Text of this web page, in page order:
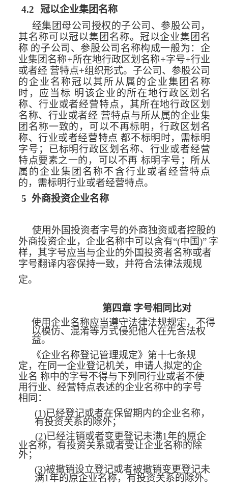
4.2
冠以企业集团名称
经集团母公司授权的子公司、参股公司，
其名称可以冠以集团名称。冠以企业集团名
称 的子公司、参股公司名称构成一般为：企
业集团名称+所在地行政区划名称+字号+行业
或者经 营特点+组织形式。子公司、参股公司
的企业名称冠以其所从属的企业集团名称
时，应当标 明该企业的所在地行政区划名
称、行业或者经营特点，其所在地行政区划
名称、行业或者经 营特点与所从属的企业集
团名称一致的，可以不再标明，行政区划名
称、行业或者经营特点 都不标明时，需标明
字号；已标明行政区划名称、行业或者经营
特点要素之一的，可以不再 标明字号；所从
属的企业集团名称不含行业或者经营特点
的，需标明行业或者经营特点。
5 外商投资企业名称
使用外国投资者字号的外商独资或者控股的
外商投资企业，企业名称中可以含有“(中国)” 字
样，其字号应当与企业的外国投资者名称或者
字号翻译内容保持一致，并符合法律法规规
定。
第四章 字号相同比对
使用企业名称应当遵守法律法规规定，不得
以模仿、混淆等方式侵犯他人在先合法权
益。
《企业名称登记管理规定》第十七条规
定，在同一企业登记机关，申请人拟定的企
业名 称中的字号不得与下列同行业或者不使
用行业、经营特点表述的企业名称中的字号
相同：
(1)已经登记或者在保留期内的企业名称，
有投资关系的除外；
(2)已经注销或者变更登记未满1年的原企
业名称， 有投资关系或者受让企业名称的除
外；
(3)被撤销设立登记或者被撤销变更登记未
满1年的原企业名称，有投资关系的除外。